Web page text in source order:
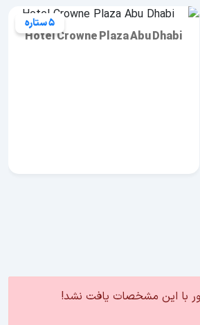
5 ستاره
Hotel Crowne Plaza Abu Dhabi
با این مشخصات یافت نشد!